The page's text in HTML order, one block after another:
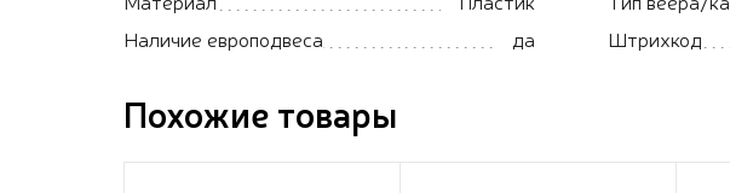
Наличие европодвеса
да
Штрихкод
Похожие товары